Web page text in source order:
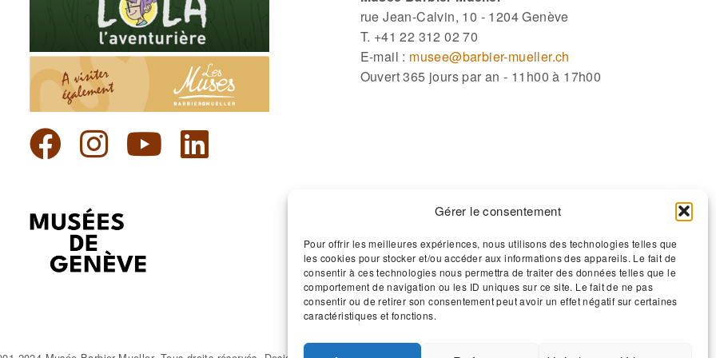
Gérer le consentement
Pour offrir les meilleures expériences, nous utilisons des technologies telles que
les cookies pour stocker et/ou accéder aux informations des appareils. Le fait de
consentir à ces technologies nous permettra de traiter des données telles que le
comportement de navigation ou les ID uniques sur ce site. Le fait de ne pas
consentir ou de retirer son consentement peut avoir un effet négatif sur certaines
caractéristiques et fonctions.
rue Jean-Calvin, 10 - 1204 Genève
T. +41 22 312 02 70
E-mail : musee@barbier-mueller.ch
Ouvert 365 jours par an - 11h00 à 17h00